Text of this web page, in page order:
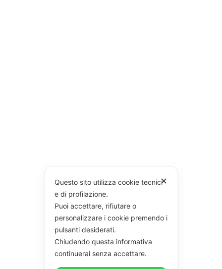
✕
Questo sito utilizza cookie tecnici
e di profilazione.
Puoi accettare, rifiutare o
personalizzare i cookie premendo i
pulsanti desiderati.
Chiudendo questa informativa
continuerai senza accettare.